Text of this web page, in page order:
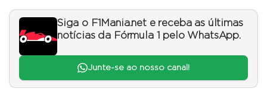
Siga o F1Mania.net e receba as últimas
notícias da Fórmula 1 pelo WhatsApp.
Junte-se ao nosso canal!